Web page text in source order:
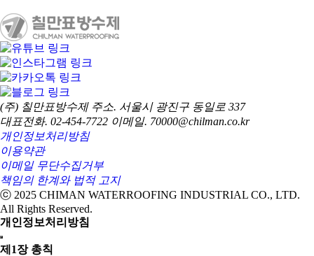
(주) 칠만표방수제 주소. 서울시 광진구 동일로 337
대표전화. 02-454-7722 이메일. 70000@chilman.co.kr
개인정보처리방침
이용약관
이메일 무단수집거부
책임의 한계와 법적 고지
ⓒ 2025 CHIMAN WATERROOFING INDUSTRIAL CO., LTD.
All Rights Reserved.
개인정보처리방침
제1장 총칙